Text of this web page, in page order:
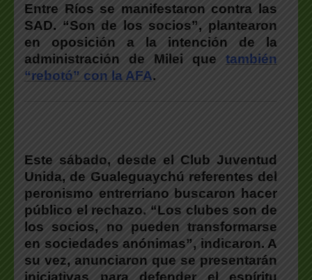
Entre Ríos se manifestaron contra las
SAD. “Son de los socios”, plantearon
en oposición a la intención de la
administración de Milei que también
“rebotó” con la AFA.
Este sábado, desde el Club Juventud
Unida, de Gualeguaychú referentes del
peronismo entrerriano buscaron hacer
público el rechazo. “Los clubes son de
los socios, no pueden transformarse
en sociedades anónimas”, indicaron. A
su vez, anunciaron que se presentarán
iniciativas para defender el espíritu